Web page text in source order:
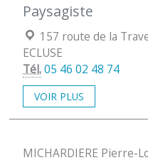
Paysagiste
Localisation :
157 route de la
ECLUSE
Tél.05 46 02 48 74
VOIR PLUS
MICHARDIERE Pierre-